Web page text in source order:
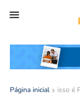
Página inicial isso é